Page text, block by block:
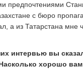
предпочтениями
с бюро
а из Татарстана мне
интервью вы
хорошо вам